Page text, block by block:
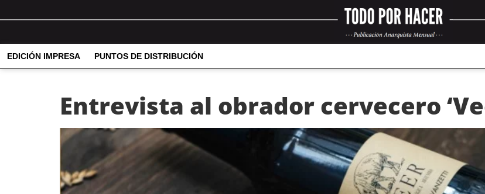
EDICIÓN IMPRESA PUNTOS DE DISTRIBUCIÓN
Entrevista al obrador cervecero